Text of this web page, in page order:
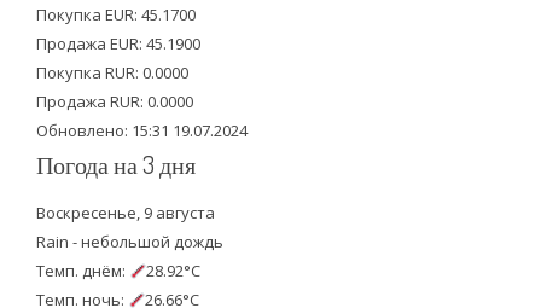
e
r
o
o
k
b
e
Покупка EUR: 45.1700
Продажа EUR: 45.1900
Покупка RUR: 0.0000
Продажа RUR: 0.0000
Обновлено: 15:31 19.07.2024
Погода на 3 дня
Воскресенье, 9 августа
Rain - небольшой дождь
Темп. днём:
28.92°C
Темп. ночь:
26.66°C